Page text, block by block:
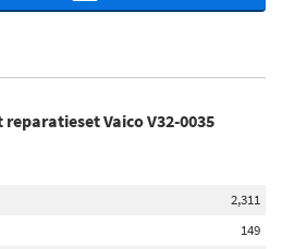
Vaico V32-0035
2,311
149